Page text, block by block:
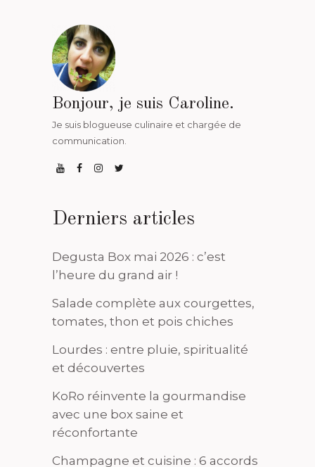
Bonjour, je suis Caroline.
Je suis blogueuse culinaire et chargée de
communication.
Derniers articles
Degusta Box mai 2026 : c’est
l’heure du grand air !
Salade complète aux courgettes,
tomates, thon et pois chiches
Lourdes : entre pluie, spiritualité
et découvertes
KoRo réinvente la gourmandise
avec une box saine et
réconfortante
Champagne et cuisine : 6 accords